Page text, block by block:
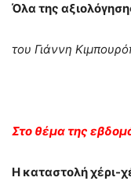
Όλα της
του Γιάννη
Στο θέμα της
Η καταστολή χέρι-